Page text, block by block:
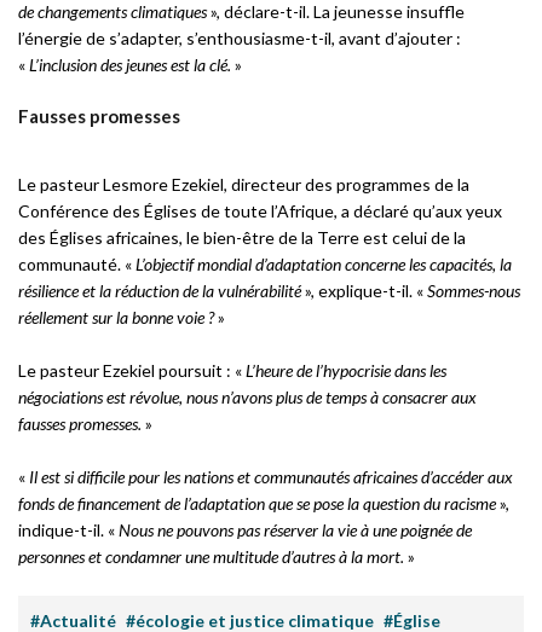
de changements climatiques», déclare-t-il. La jeunesse insuffle
l’énergie de s’adapter, s’enthousiasme-t-il, avant d’ajouter :
«L’inclusion des jeunes est la clé. »
Fausses promesses
Le pasteur Lesmore Ezekiel, directeur des programmes de la
Conférence des Églises de toute l’Afrique, a déclaré qu’aux yeux
des Églises africaines, le bien-être de la Terre est celui de la
communauté. «L’objectif mondial d’adaptation concerne les capacités, la
résilience et la réduction de la vulnérabilité», explique-t-il. «Sommes-nous
réellement sur la bonne voie ?»
Le pasteur Ezekiel poursuit : «L’heure de l’hypocrisie dans les
négociations est révolue, nous n’avons plus de temps à consacrer aux
fausses promesses. »
« Il est si difficile pour les nations et communautés africaines d’accéder aux
fonds de financement de l’adaptation que se pose la question du racisme»,
indique-t-il. «Nous ne pouvons pas réserver la vie à une poignée de
personnes et condamner une multitude d’autres à la mort. »
#Actualité #écologie et justice climatique #Église